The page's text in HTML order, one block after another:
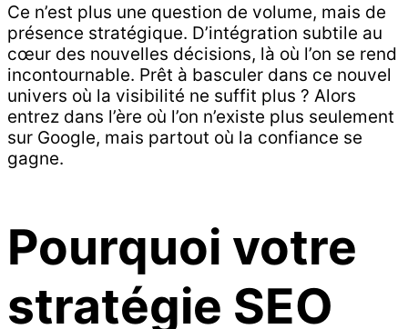
Ce n’est plus une question de volume, mais de
présence stratégique. D’intégration subtile au
cœur des nouvelles décisions, là où l’on se rend
incontournable. Prêt à basculer dans ce nouvel
univers où la visibilité ne suffit plus ? Alors
entrez dans l’ère où l’on n’existe plus seulement
sur Google, mais partout où la confiance se
gagne.
Pourquoi votre
stratégie SEO